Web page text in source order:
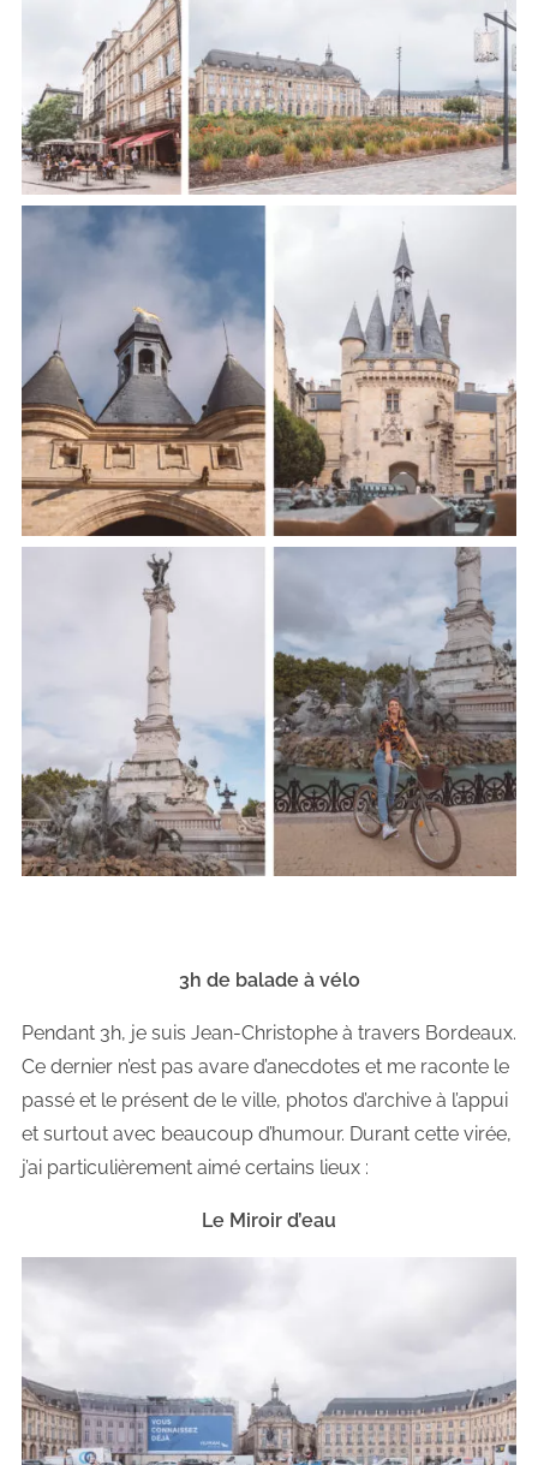
3h de balade à vélo
Pendant 3h, je suis Jean-Christophe à travers Bordeaux.
Ce dernier n’est pas avare d’anecdotes et me raconte le
passé et le présent de le ville, photos d’archive à l’appui
et surtout avec beaucoup d’humour. Durant cette virée,
j’ai particulièrement aimé certains lieux :
Le Miroir d’eau